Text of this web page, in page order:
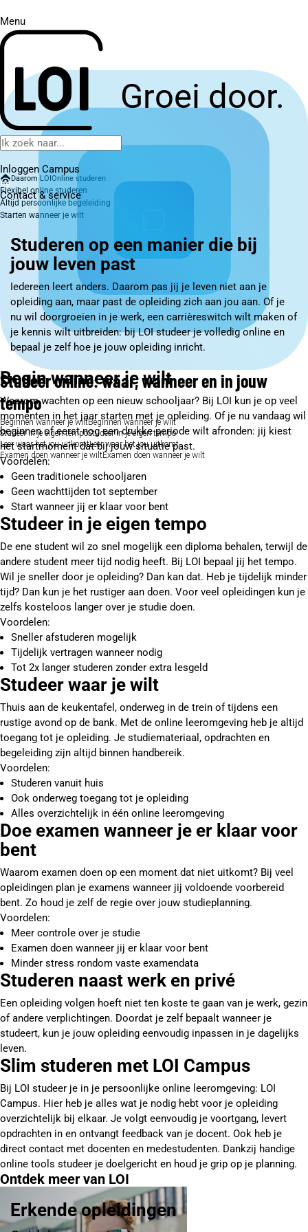
Menu
Groei door.
Inloggen Campus
Contact& service
Studeer online: waar, wanneer en in jouw
tempo
Beginnen wanneer je wiltBeginnen wanneer je wilt
Studeer in je eigen tempoStudeer in je eigen tempo
Leer waar het jou uitkomtLeer waar het jou uitkomt
Examen doen wanneer je wiltExamen doen wanneer je wilt
Daarom LOI Online studeren
Flexibel online studeren
Altijd persoonlijke begeleiding
Starten wanneer je wilt
Studeren op een manier die bij
jouw leven past
Iedereen leert anders. Daarom pas jij je leven niet aan je
opleiding aan, maar past de opleiding zich aan jou aan. Of je
nu wil doorgroeien in je werk, een carrièreswitch wilt maken of
je kennis wilt uitbreiden: bij LOI studeer je volledig online en
bepaal je zelf hoe je jouw opleiding inricht.
Begin wanneer je wilt
Waarom wachten op een nieuw schooljaar? Bij LOI kun je op veel
momenten in het jaar starten met je opleiding. Of je nu vandaag wil
beginnen of eerst nog een drukke periode wilt afronden: jij kiest
het startmoment dat bij jouw situatie past.
Voordelen:
Geen traditionele schooljaren
Geen wachttijden tot september
Start wanneer jij er klaar voor bent
Studeer in je eigen tempo
De ene student wil zo snel mogelijk een diploma behalen, terwijl de
andere student meer tijd nodig heeft. Bij LOI bepaal jij het tempo.
Wil je sneller door je opleiding? Dan kan dat. Heb je tijdelijk minder
tijd? Dan kun je het rustiger aan doen. Voor veel opleidingen kun je
zelfs kosteloos langer over je studie doen.
Voordelen:
Sneller afstuderen mogelijk
Tijdelijk vertragen wanneer nodig
Tot 2x langer studeren zonder extra lesgeld
Studeer waar je wilt
Thuis aan de keukentafel, onderweg in de trein of tijdens een
rustige avond op de bank. Met de online leeromgeving heb je altijd
toegang tot je opleiding. Je studiemateriaal, opdrachten en
begeleiding zijn altijd binnen handbereik.
Voordelen:
Studeren vanuit huis
Ook onderweg toegang tot je opleiding
Alles overzichtelijk in één online leeromgeving
Doe examen wanneer je er klaar voor
bent
Waarom examen doen op een moment dat niet uitkomt? Bij veel
opleidingen plan je examens wanneer jij voldoende voorbereid
bent. Zo houd je zelf de regie over jouw studieplanning.
Voordelen:
Meer controle over je studie
Examen doen wanneer jij er klaar voor bent
Minder stress rondom vaste examendata
Studeren naast werk en privé
Een opleiding volgen hoeft niet ten koste te gaan van je werk, gezin
of andere verplichtingen. Doordat je zelf bepaalt wanneer je
studeert, kun je jouw opleiding eenvoudig inpassen in je dagelijks
leven.
Slim studeren met LOI Campus
Bij LOI studeer je in je persoonlijke online leeromgeving: LOI
Campus. Hier heb je alles wat je nodig hebt voor je opleiding
overzichtelijk bij elkaar. Je volgt eenvoudig je voortgang, levert
opdrachten in en ontvangt feedback van je docent. Ook heb je
direct contact met docenten en medestudenten. Dankzij handige
online tools studeer je doelgericht en houd je grip op je planning.
Ontdek meer van LOI
Erkende opleidingen